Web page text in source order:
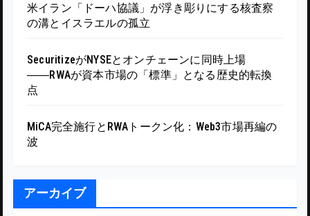
米イラン「ドーハ協議」が浮き彫りにする核査察
の溝とイスラエルの孤立
SecuritizeがNYSEとオンチェーンに同時上場
――RWAが資本市場の「標準」となる歴史的転換
点
MiCA完全施行とRWAトークン化：Web3市場再編の
波
アーカイブ